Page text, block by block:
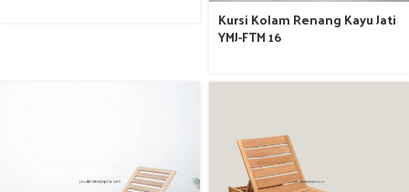
Kursi Kolam Renang Kayu Jati
YMJ-FTM 16